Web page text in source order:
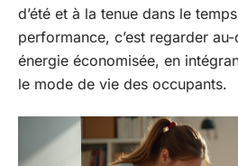
d’été et à la tenue dans le
performance, c’est regarder
énergie économisée, en
le mode de vie des occupants.